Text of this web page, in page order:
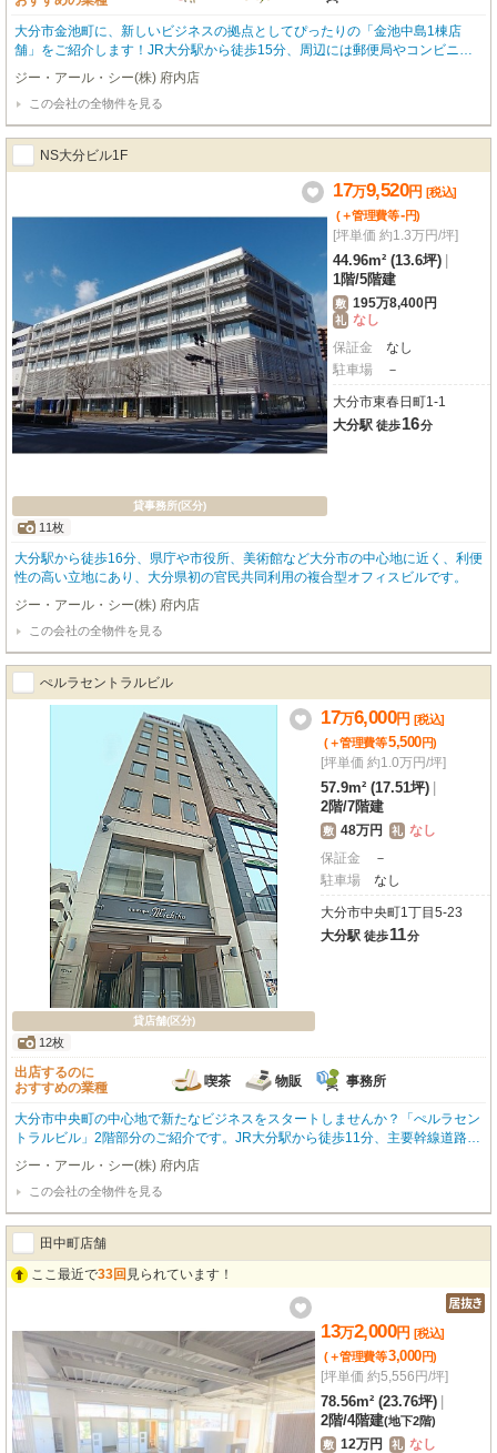
大分市金池町に、新しいビジネスの拠点としてぴったりの「金池中島1棟店
舗」をご紹介します！JR大分駅から徒歩15分、周辺には郵便局やコンビニ、
ドラッグストア、銀行、飲食店が徒歩圏内に揃い、お客様にもスタッフさんに
も便利な立地が魅力です。広々とした専有面積106.0㎡で、ゆったりとスペー
スを活用していただけます。さらに、嬉しい無料駐車場が4台分も完備されて
いるので、お車での来店や通勤もスムーズです。24時間利用可能なので、多様
なビジネススタイルに対応でき、エアコンや照明器具、男女別トイレ、給排水
設備も整っています。袖看板も設置可能で、集客にも有利ですね。敷金0円で
初期費用を抑えられるのも嬉しいポイント。美容・健康・介護、教育・スクー
ル、事務所など、幅広い業種におすすめです（飲食業はご遠慮いただいており
ます）。あなたの夢を叶える新しい一歩を、この場所から始めてみませんか？
ジー・アール・シー(株) 府内店
この会社の全物件を見る
NS大分ビル1F
貸事務所(区分)
11枚
17万9,520円 [税込]
(＋管理費等-円)
[坪単価 約1.3万円/坪]
44.96m² (13.6坪)
1階/5階建
敷 195万8,400円
礼 なし
保証金
なし
駐車場
－
大分市東春日町1-1
大分駅 徒歩16分
大分駅から徒歩16分、県庁や市役所、美術館など大分市の中心地に近く、利便
性の高い立地にあり、大分県初の官民共同利用の複合型オフィスビルです。
ジー・アール・シー(株) 府内店
この会社の全物件を見る
ぺルラセントラルビル
貸店舗(区分)
12枚
17万6,000円 [税込]
(＋管理費等5,500円)
[坪単価 約1.0万円/坪]
57.9m² (17.51坪)
2階/7階建
敷 48万円 礼 なし
保証金
－
駐車場
なし
大分市中央町1丁目5-23
大分駅 徒歩11分
出店するのに
おすすめの業種
喫茶 物販 事務所
大分市中央町の中心地で新たなビジネスをスタートしませんか？「ぺルラセン
トラルビル」2階部分のご紹介です。JR大分駅から徒歩11分、主要幹線道路沿
いに位置し、高い視認性が魅力。広々とした66.0㎡の空間は、喫茶・カフェ、
小売・物販店舗、または事務所など、様々な業種にご活用いただけます。ビル
トインエアコンと給排水設備が完備されており、快適なビジネス環境をすぐに
スタートできます。エレベーター完備で、お客様やスタッフの移動もスムーズ
です。初期費用を抑えたい方に嬉しい【礼金ゼロ】！さらに、深夜営業のご相
談も可能ですので、ビジネススタイルに合わせた柔軟な運営が期待できます。
周辺には飲食店、銀行、郵便局、トキハ本店など充実した施設があり、集客力
ジー・アール・シー(株) 府内店
この会社の全物件を見る
田中町店舗
ここ最近で33回 見られています！
13万2,000円 [税込]
(＋管理費等3,000円)
[坪単価 約5,556円/坪]
78.56m² (23.76坪)
2階/4階建(地下2階)
敷 12万円 礼 なし